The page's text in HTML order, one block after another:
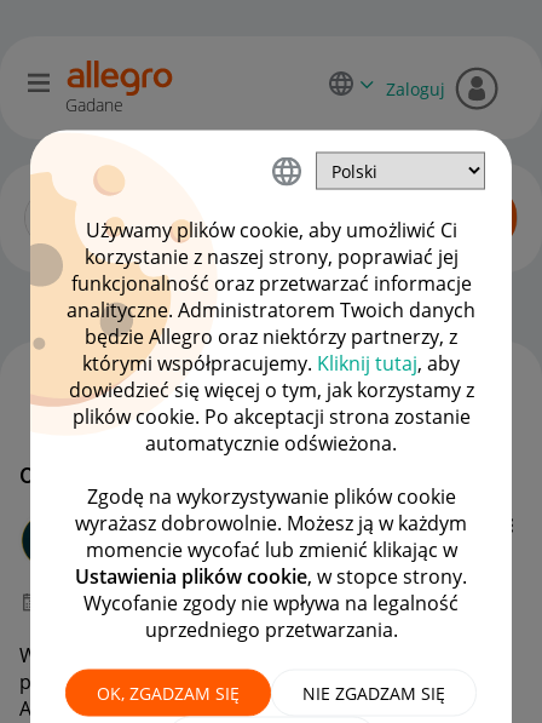
Używamy plików cookie, aby umożliwić Ci
korzystanie z naszej strony, poprawiać jej
funkcjonalność oraz przetwarzać informacje
analityczne. Administratorem Twoich danych
będzie Allegro oraz niektórzy partnerzy, z
którymi współpracujemy. Kliknij tutaj, aby
dowiedzieć się więcej o tym, jak korzystamy z
plików cookie. Po akceptacji strona zostanie
automatycznie odświeżona.
Zgodę na wykorzystywanie plików cookie
wyrażasz dobrowolnie. Możesz ją w każdym
momencie wycofać lub zmienić klikając w
Ustawienia plików cookie, w stopce strony.
Wycofanie zgody nie wpływa na legalność
uprzedniego przetwarzania.
OK, ZGADZAM SIĘ NIE ZGADZAM SIĘ
Gadane
Zaloguj
Allegro One dla kupujących OPCJE
odbiór
dylan1984
#7 Wielbiciel
‎21-06-2024 11:17
Witam, prosze o przedluzenie mozliwosici odbioru
przesylki do poniedzialku. Numer przesylki:
A000QM3726
WSZYSTKIE TEMATY